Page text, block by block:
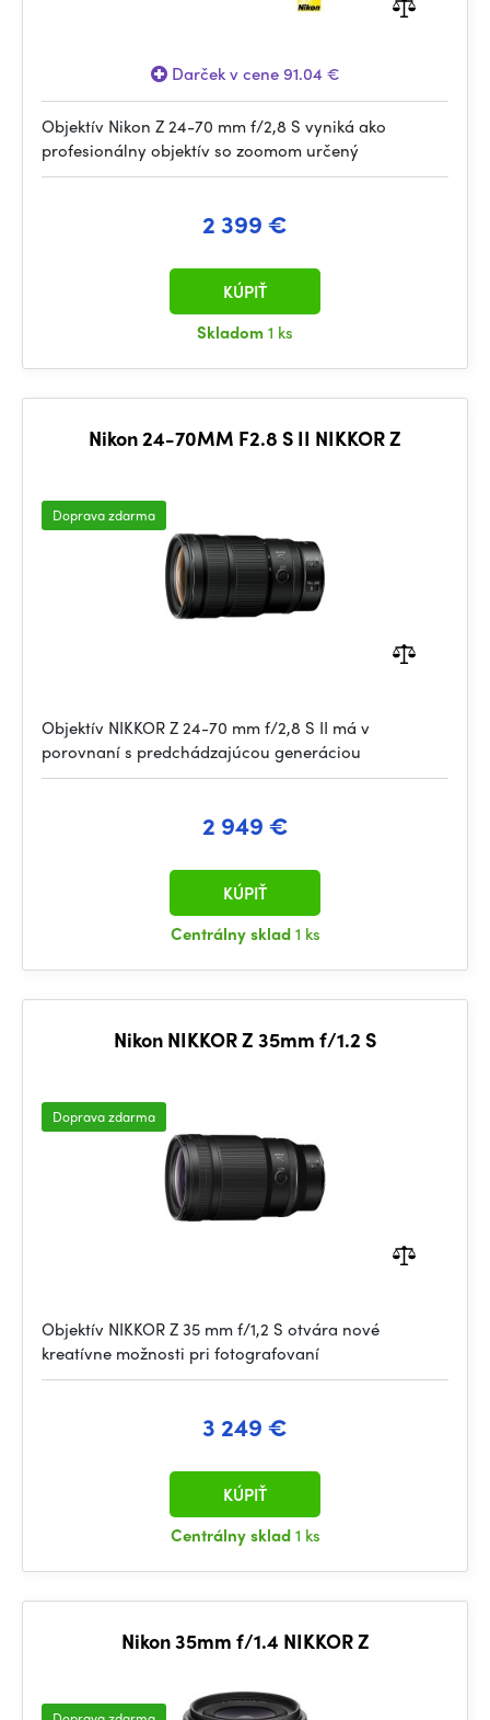
Darček v cene 91.04 €
Objektív Nikon Z 24-70 mm f/2,8 S vyniká ako
profesionálny objektív so zoomom určený
2 399 €
Skladom1 ks
KÚPIŤ
Nikon 24-70MM F2.8 S II NIKKOR Z
Doprava zdarma
Objektív NIKKOR Z 24-70 mm f/2,8 S II má v
porovnaní s predchádzajúcou generáciou
2 949 €
Centrálny sklad1 ks
KÚPIŤ
Nikon NIKKOR Z 35mm f/1.2 S
Doprava zdarma
Objektív NIKKOR Z 35 mm f/1,2 S otvára nové
kreatívne možnosti pri fotografovaní
3 249 €
Centrálny sklad1 ks
KÚPIŤ
Nikon 35mm f/1.4 NIKKOR Z